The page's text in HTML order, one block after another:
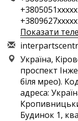
+3805051xxxxx
+3809627xxxxx
Показати
interpartscen
Україна,
проспект
біля мрео).
адреса:
Будинок 1,